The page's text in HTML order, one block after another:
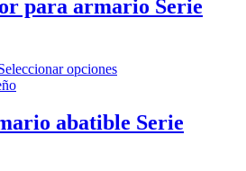
para armario Serie
opciones
abatible Serie